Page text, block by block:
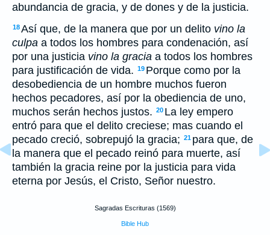
abundancia de gracia, y de dones y de la justicia.
18Así que, de la manera que por un delito vino la
culpa a todos los hombres para condenación, así
por una justicia vino la gracia a todos los hombres
para justificación de vida. 19 Porque como por la
desobediencia de un hombre muchos fueron
hechos pecadores, así por la obediencia de uno,
muchos serán hechos justos. 20 La ley empero
entró para que el delito creciese; mas cuando el
pecado creció, sobrepujó la gracia; 21 para que, de
la manera que el pecado reinó para muerte, así
también la gracia reine por la justicia para vida
eterna por Jesús, el Cristo, Señor nuestro.
Sagradas Escrituras (1569)
Bible Hub